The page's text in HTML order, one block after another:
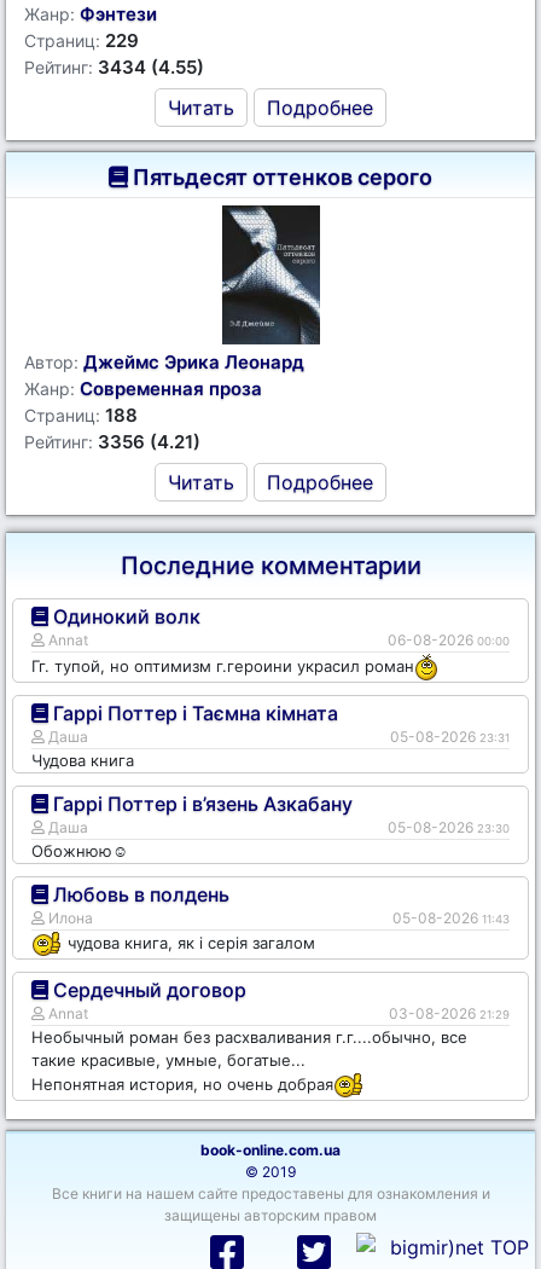
Жанр: Фэнтези
Страниц: 229
Рейтинг: 3434 (4.55)
Читать Подробнее
Пятьдесят оттенков серого
Автор: Джеймс Эрика Леонард
Жанр: Современная проза
Страниц: 188
Рейтинг: 3356 (4.21)
Читать Подробнее
Последние комментарии
Одинокий волк
Annat 06-08-2026 00:00
Гг. тупой, но оптимизм г.героини украсил роман
Гаррі Поттер і Таємна кімната
Даша 05-08-2026 23:31
Чудова книга
Гаррі Поттер і в’язень Азкабану
Даша 05-08-2026 23:30
Обожнюю☺️
Любовь в полдень
Илона 05-08-2026 11:43
чудова книга, як і серія загалом
Сердечный договор
Annat 03-08-2026 21:29
Необычный роман без расхваливания г.г....обычно, все
такие красивые, умные, богатые...
Непонятная история, но очень добрая
book-online.com.ua
© 2019
Все книги на нашем сайте предоставены для ознакомления и
защищены авторским правом